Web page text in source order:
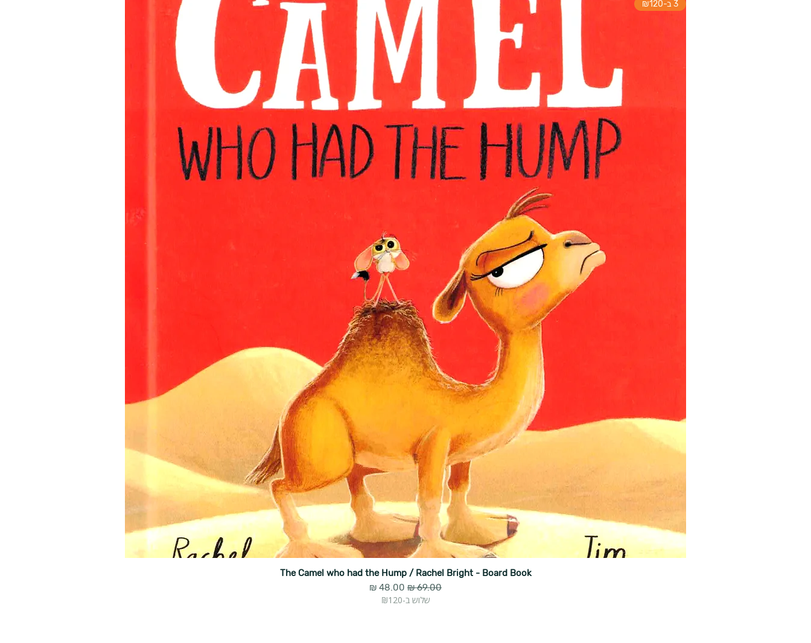
3 ב-₪120
The Camel who had the Hump / Rachel Bright - Board Book
מחיר רגיל מחיר מבצע
שלוש ב-₪120